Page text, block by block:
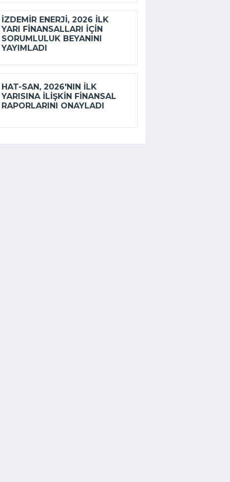
İZDEMİR ENERJI, 2026 ILK
YARI FINANSALLARI IÇIN
SORUMLULUK BEYANINI
YAYIMLADI
HAT-SAN, 2026'NIN ILK
YARISINA ILIŞKIN FINANSAL
RAPORLARINI ONAYLADI